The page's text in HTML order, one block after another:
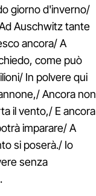
giorno d'inverno/
Auschwitz tante
ancora/ A
come può
In polvere qui
Ancora non
il vento,/ E ancora
imparare/ A
si poserà./ Io
senza